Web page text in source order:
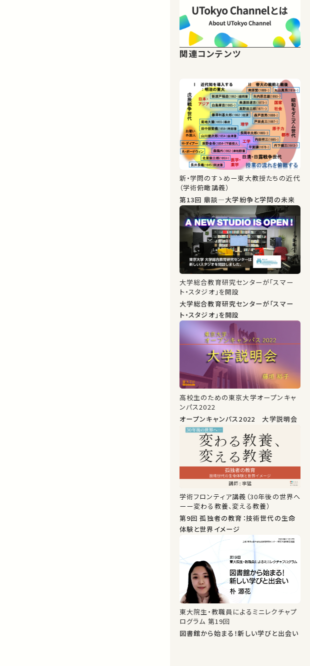
関連コンテンツ
新・学問のすゝめー東大教授たちの近代
（学術俯瞰講義）
第13回 鼎談―大学紛争と学問の未来
大学総合教育研究センターが「スマー
ト・スタジオ」を開設
大学総合教育研究センターが「スマー
ト・スタジオ」を開設
高校生のための東京大学オープンキャ
ンパス2022
オープンキャンパス2022 大学説明会
学術フロンティア講義（30年後の世界へ
ーー変わる教養、変える教養）
第9回 孤独者の教育：技術世代の生命
体験と世界イメージ
東大院生・教職員によるミニレクチャプ
ログラム 第19回
図書館から始まる！新しい学びと出会い